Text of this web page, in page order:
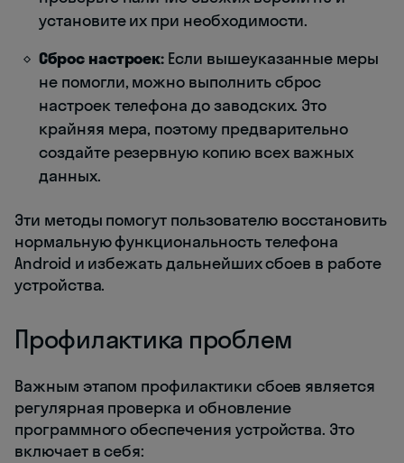
установите их при необходимости.
Сброс настроек: Если вышеуказанные меры
не помогли, можно выполнить сброс
настроек телефона до заводских. Это
крайняя мера, поэтому предварительно
создайте резервную копию всех важных
данных.
Эти методы помогут пользователю восстановить
нормальную функциональность телефона
Android и избежать дальнейших сбоев в работе
устройства.
Профилактика проблем
Важным этапом профилактики сбоев является
регулярная проверка и обновление
программного обеспечения устройства. Это
включает в себя: